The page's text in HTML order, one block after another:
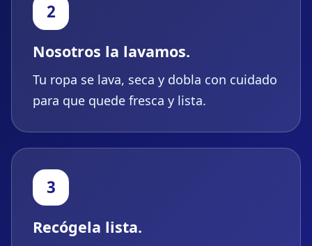
2
Nosotros la lavamos.
Tu ropa se lava, seca y dobla con cuidado
para que quede fresca y lista.
3
Recógela lista.